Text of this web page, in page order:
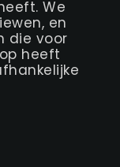
We
en
die voor
heeft